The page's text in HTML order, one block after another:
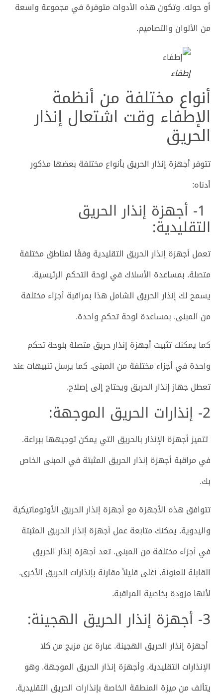
أو حوله. وتكون هذه الأدوات متوفرة في مجموعة واسعة
من الألوان والتصاميم.
إطفاء
أنواع مختلفة من أنظمة
الإطفاء وقت اشتعال إنذار
الحريق
تتوفر أجهزة إنذار الحريق بأنواع مختلفة بعضها مذكور
أدناه:
1- أجهزة إنذار الحريق
التقليدية:
تعمل أجهزة إنذار الحريق التقليدية وفقًا لمناطق مختلفة
متصلة. بمساعدة الأسلاك في لوحة التحكم الرئيسية.
يسمح لك إنذار الحريق الشامل هذا بمراقبة أجزاء مختلفة
من المبنى. بمساعدة لوحة تحكم واحدة.
كما يمكنك تثبيت أجهزة إنذار حريق متصلة بلوحة تحكم
واحدة في أجزاء مختلفة من المبنى. كما يرسل تنبيهات عند
تعطل جهاز إنذار الحريق ويحتاج إلى إصلاح.
2- إنذارات الحريق الموجهة:
تتميز أجهزة الإنذار بالحريق التي يمكن توجيهها ببراعة.
في مراقبة أجهزة إنذار الحريق المثبتة في المبنى الخاص
بك.
تتوافق هذه الأجهزة مع أجهزة إنذار الحريق الأوتوماتيكية
واليدوية. يمكنك متابعة عمل أجهزة إنذار الحريق المثبتة
في أجزاء مختلفة من المبنى. تعد أجهزة إنذار الحريق
القابلة للعنونة. أغلى قليلاً مقارنة بإنذارات الحريق الأخرى.
لأنها مزودة بخاصية المراقبة.
3- أجهزة إنذار الحريق الهجينة:
أجهزة إنذار الحريق الهجينة. عبارة عن مزيج من كلا
الإنذارات التقليدية. وأجهزة إنذار الحريق الموجهة. وهو
يتألف من ميزة المنطقة الخاصة بإنذارات الحريق التقليدية.